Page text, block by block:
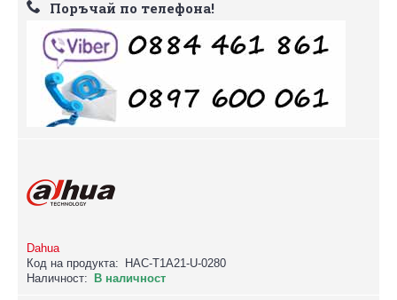
Поръчай по телефона!
Dahua
Код на продукта:
HAC-T1A21-U-0280
Наличност:
В наличност